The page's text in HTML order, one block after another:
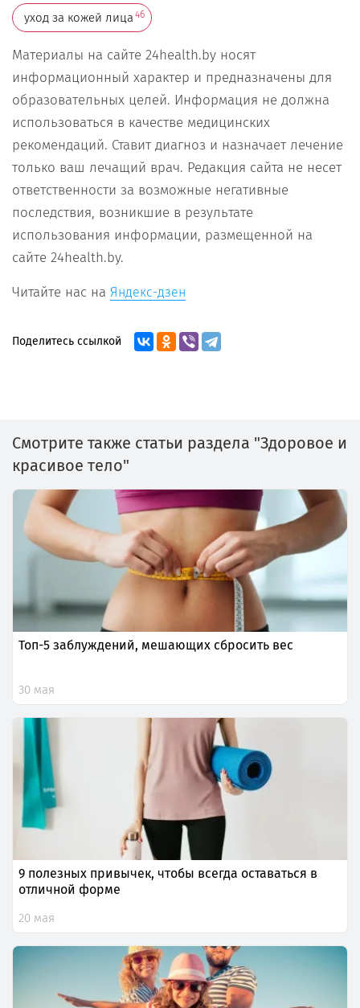
уход за кожей лица 46
Материалы на сайте 24health.by носят
информационный характер и предназначены для
образовательных целей. Информация не должна
использоваться в качестве медицинских
рекомендаций. Ставит диагноз и назначает лечение
только ваш лечащий врач. Редакция сайта не несет
ответственности за возможные негативные
последствия, возникшие в результате
использования информации, размещенной на
сайте 24health.by.
Читайте нас на Яндекс-дзен
Поделитесь ссылкой
Смотрите также статьи раздела "Здоровое и
красивое тело"
Топ-5 заблуждений, мешающих сбросить вес
30 мая
9 полезных привычек, чтобы всегда оставаться в
отличной форме
20 мая